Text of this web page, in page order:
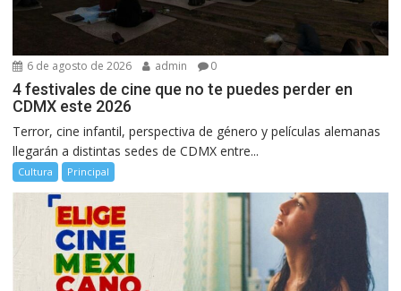
6 de agosto de 2026 admin 0
4 festivales de cine que no te puedes perder en
CDMX este 2026
Terror, cine infantil, perspectiva de género y películas alemanas
llegarán a distintas sedes de CDMX entre...
Cultura Principal